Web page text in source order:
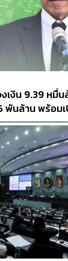
เงิน 9.39 หมื่
พันล้าน พร้อม